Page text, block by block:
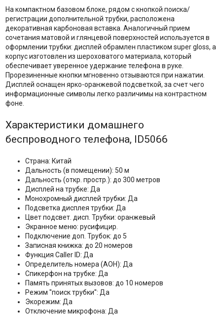
На компактном базовом блоке, рядом с кнопкой поиска/
регистрации дополнительной трубки, расположена
декоративная карбоновая вставка. Аналогичный прием
сочетания матовой и глянцевой поверхностей используется в
оформлении трубки: дисплей обрамлен пластиком super gloss, а
корпус изготовлен из шероховатого материала, который
обеспечивает уверенное удержание телефона в руке.
Прорезиненные кнопки мгновенно отзываются при нажатии.
Дисплей оснащен ярко-оранжевой подсветкой, за счет чего
информационные символы легко различимы на контрастном
фоне.
Характеристики домашнего
беспроводного телефона, ID5066
Страна: Китай
Дальность (в помещении): 50 м
Дальность (откр. простр.): до 300 метров
Дисплей на трубке: Да
Монохромный дисплей трубки: Да
Подсветка дисплея трубки: Да
Цвет подсвет. дисп. Трубки: оранжевый
Экранное меню: русифицир.
Подключение доп. Трубок: до 5
Записная книжка: до 20 номеров
Функция Caller ID: Да
Определитель номера (АОН): Да
Спикерфон на трубке: Да
Память принятых вызовов: до 10 номеров
Режим ''поиск трубки'': Да
Экорежим: Да
Отключение микрофона: Да